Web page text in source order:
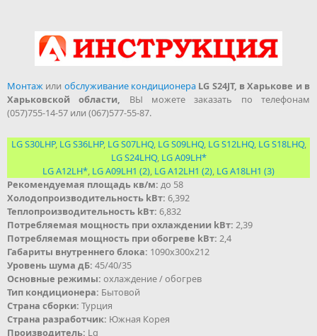
Монтаж или обслуживание кондиционера LG S24JT, в Харькове и в
Харьковской области,
ВЫ можете заказать по телефонам
(057)755-14-57 или (067)577-55-87.
LG S30LHP, LG S36LHP, LG S07LHQ, LG S09LHQ, LG S12LHQ, LG S18LHQ,
LG S24LHQ, LG A09LH*
LG A12LH* LG A09LH1 (2) LG A12LH1 (2) LG A18LH1 (3)
Рекомендуемая площадь кв/м: до 58
Холодопроизводительность kВт: 6,392
Теплопроизводительность kВт: 6,832
Потребляемая мощность при охлаждении kВт: 2,39
Потребляемая мощность при обогреве kВт: 2,4
Габариты внутреннего блока: 1090х300х212
Уровень шума дБ: 45/40/35
Основные режимы: охлаждение / обогрев
Тип кондиционера: Бытовой
Страна сборки: Турция
Страна разработчик: Южная Корея
Производитель: Lg